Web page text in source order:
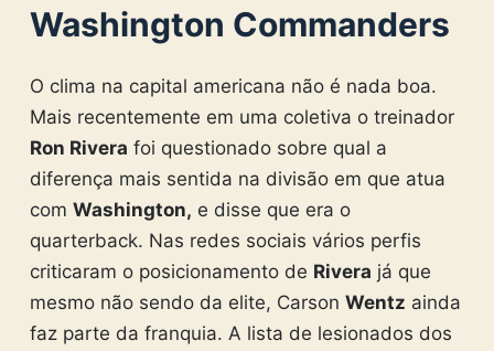
Washington Commanders
O clima na capital americana não é nada boa.
Mais recentemente em uma coletiva o treinador
Ron Rivera foi questionado sobre qual a
diferença mais sentida na divisão em que atua
com Washington, e disse que era o
quarterback. Nas redes sociais vários perfis
criticaram o posicionamento de Rivera já que
mesmo não sendo da elite, Carson Wentz ainda
faz parte da franquia. A lista de lesionados dos